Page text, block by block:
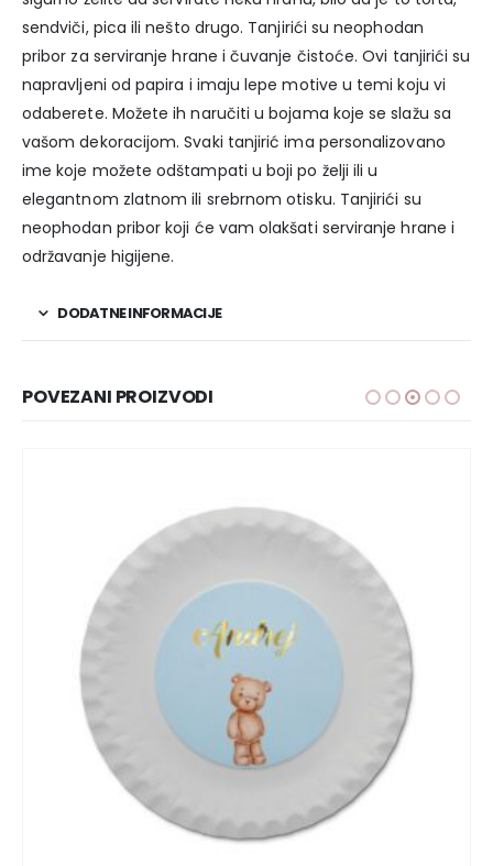
sendviči, pica ili nešto drugo. Tanjirići su neophodan
pribor za serviranje hrane i čuvanje čistoće. Ovi tanjirići su
napravljeni od papira i imaju lepe motive u temi koju vi
odaberete. Možete ih naručiti u bojama koje se slažu sa
vašom dekoracijom. Svaki tanjirić ima personalizovano
ime koje možete odštampati u boji po želji ili u
elegantnom zlatnom ili srebrnom otisku. Tanjirići su
neophodan pribor koji će vam olakšati serviranje hrane i
održavanje higijene.
DODATNE INFORMACIJE
POVEZANI PROIZVODI